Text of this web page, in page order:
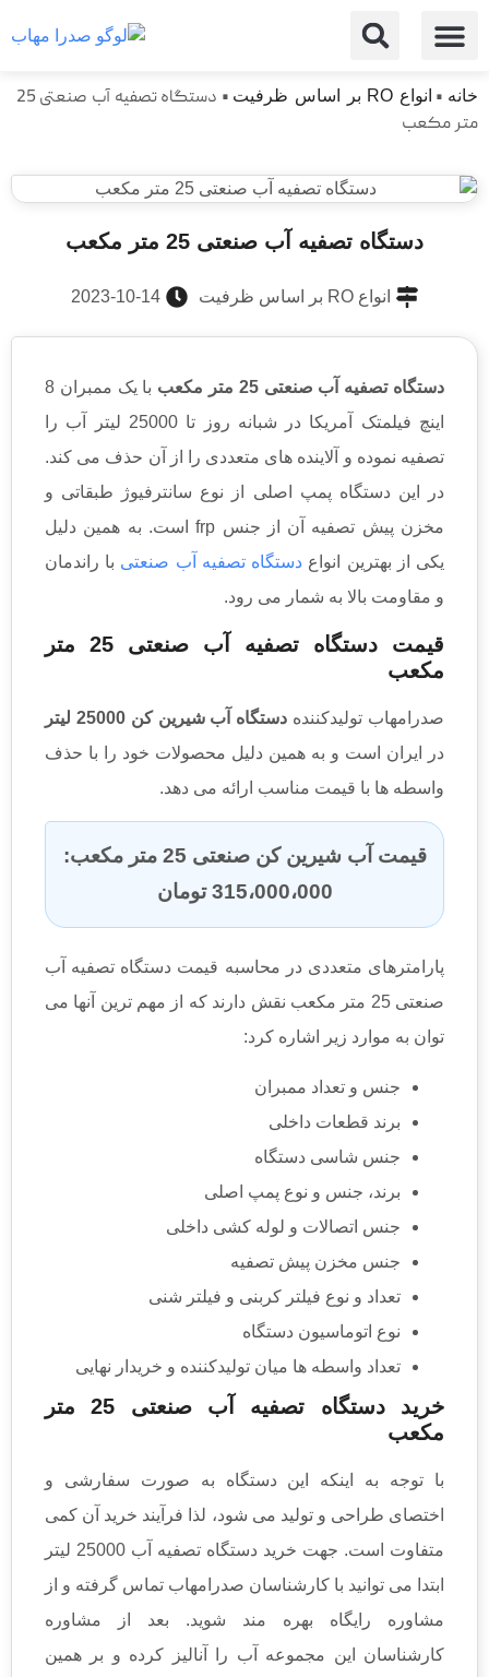
خانه • انواع RO بر اساس ظرفیت •
دستگاه تصفیه آب صنعتی 25
متر مکعب
دستگاه تصفیه آب صنعتی 25 متر مکعب
انواع RO بر اساس ظرفیت 2023-10-14
دستگاه تصفیه آب صنعتی 25 متر مکعب
با یک ممبران 8
اینچ فیلمتک آمریکا در شبانه روز تا 25000 لیتر آب را
تصفیه نموده و آلاینده های متعددی را از آن حذف می کند.
در این دستگاه پمپ اصلی از نوع سانترفیوژ طبقاتی و
مخزن پیش تصفیه آن از جنس frp است. به همین دلیل
یکی از بهترین انواع دستگاه تصفیه آب صنعتی با راندمان
و مقاومت بالا به شمار می رود.
قیمت دستگاه تصفیه آب صنعتی 25 متر
مکعب
صدرامهاب تولیدکننده دستگاه آب شیرین کن 25000 لیتر
در ایران است و به همین دلیل محصولات خود را با حذف
واسطه ها با قیمت مناسب ارائه می دهد.
قیمت آب شیرین کن صنعتی 25 متر مکعب:
315،000،000 تومان
پارامترهای متعددی در محاسبه قیمت دستگاه تصفیه آب
صنعتی 25 متر مکعب نقش دارند که از مهم ترین آنها می
توان به موارد زیر اشاره کرد:
جنس و تعداد ممبران
برند قطعات داخلی
جنس شاسی دستگاه
برند، جنس و نوع پمپ اصلی
جنس اتصالات و لوله کشی داخلی
جنس مخزن پیش تصفیه
تعداد و نوع فیلتر کربنی و فیلتر شنی
نوع اتوماسیون دستگاه
تعداد واسطه ها میان تولیدکننده و خریدار نهایی
خرید دستگاه تصفیه آب صنعتی 25 متر
مکعب
با توجه به اینکه این دستگاه به صورت سفارشی و
اختصای طراحی و تولید می شود، لذا فرآیند خرید آن کمی
متفاوت است. جهت خرید دستگاه تصفیه آب 25000 لیتر
ابتدا می توانید با کارشناسان صدرامهاب تماس گرفته و از
مشاوره رایگاه بهره مند شوید. بعد از مشاوره
کارشناسان این مجموعه آب را آنالیز کرده و بر همین